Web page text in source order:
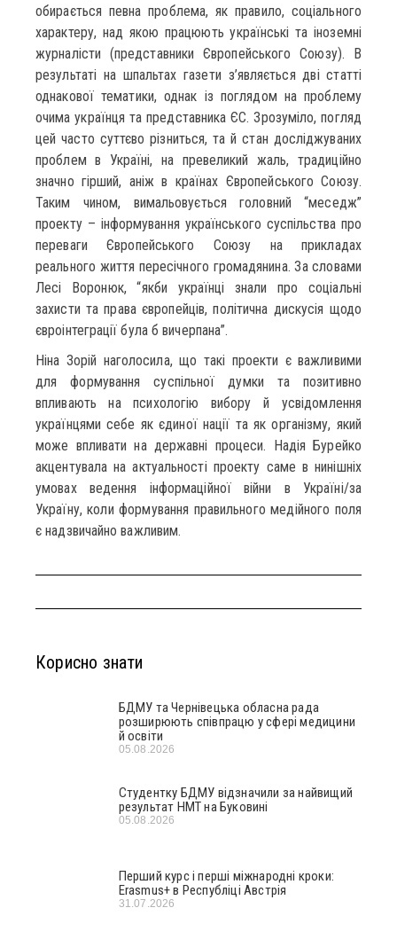
обирається певна проблема, як правило, соціального
характеру, над якою працюють українські та іноземні
журналісти (представники Європейського Союзу). В
результаті на шпальтах газети з’являється дві статті
однакової тематики, однак із поглядом на проблему
очима українця та представника ЄС. Зрозуміло, погляд
цей часто суттєво різниться, та й стан досліджуваних
проблем в Україні, на превеликий жаль, традиційно
значно гірший, аніж в країнах Європейського Союзу.
Таким чином, вимальовується головний “меседж”
проекту – інформування українського суспільства про
переваги Європейського Союзу на прикладах
реального життя пересічного громадянина. За словами
Лесі Воронюк, “якби українці знали про соціальні
захисти та права європейців, політична дискусія щодо
євроінтеграції була б вичерпана”.
Ніна Зорій наголосила, що такі проекти є важливими
для формування суспільної думки та позитивно
впливають на психологію вибору й усвідомлення
українцями себе як єдиної нації та як організму, який
може впливати на державні процеси. Надія Бурейко
акцентувала на актуальності проекту саме в нинішніх
умовах ведення інформаційної війни в Україні/за
Україну, коли формування правильного медійного поля
є надзвичайно важливим.
Корисно знати
БДМУ та Чернівецька обласна рада
розширюють співпрацю у сфері медицини
й освіти
05.08.2026
Студентку БДМУ відзначили за найвищий
результат НМТ на Буковині
05.08.2026
Перший курс і перші міжнародні кроки:
Erasmus+ в Республіці Австрія
31.07.2026